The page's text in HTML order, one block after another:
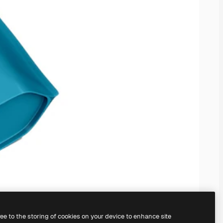
to the storing of cookies on your device to enhance site